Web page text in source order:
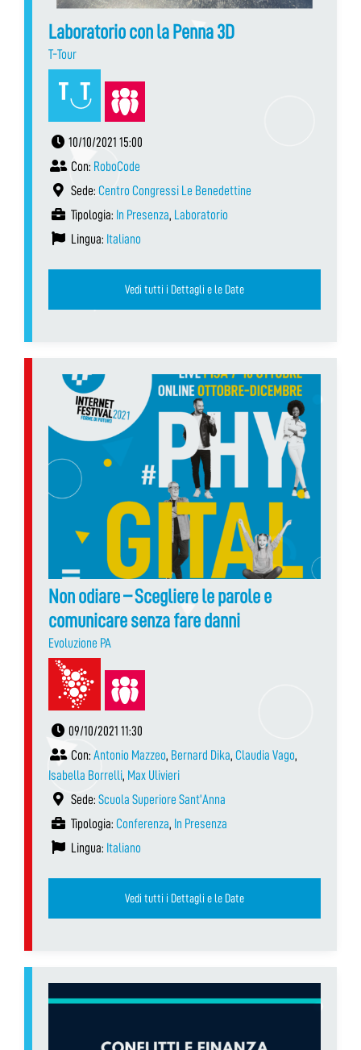
Laboratorio con la Penna 3D
T-Tour
10/10/2021 15:00
Con: RoboCode
Sede: Centro Congressi Le Benedettine
Tipologia: In Presenza, Laboratorio
Lingua: Italiano
Vedi tutti i Dettagli e le Date
Non odiare – Scegliere le parole e
comunicare senza fare danni
Evoluzione PA
09/10/2021 11:30
Con: Antonio Mazzeo, Bernard Dika, Claudia Vago,
Isabella Borrelli, Max Ulivieri
Sede: Scuola Superiore Sant’Anna
Tipologia: Conferenza, In Presenza
Lingua: Italiano
Vedi tutti i Dettagli e le Date